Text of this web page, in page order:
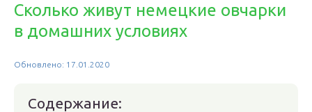
Сколько живут немецкие овчарки
в домашних условиях
Обновлено: 17.01.2020
Содержание: